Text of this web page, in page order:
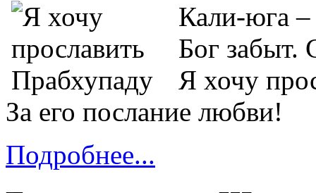
Кали-юга –
Бог забыт.
Я хочу
За его послание любви!
Подробнее...